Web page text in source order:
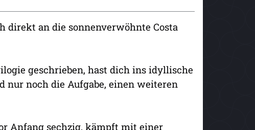
direkt an die sonnenverwöhnte Costa
geschrieben, hast dich ins idyllische
nur noch die Aufgabe, einen weiteren
Anfang sechzig, kämpft mit einer